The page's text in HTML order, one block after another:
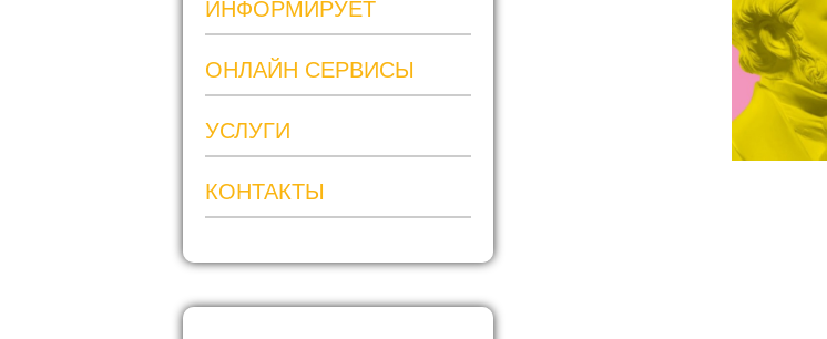
ИНФОРМИРУЕТ
ОНЛАЙН СЕРВИСЫ
УСЛУГИ
КОНТАКТЫ